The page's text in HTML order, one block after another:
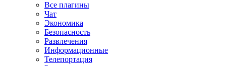
Все плагины
Чат
Экономика
Безопасность
Развлечения
Информационные
Телепортация